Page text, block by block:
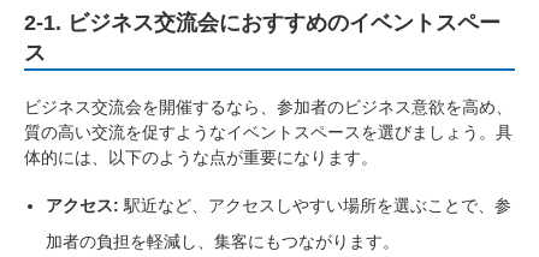
2-1. ビジネス交流会におすすめのイベントスペー
ス
ビジネス交流会を開催するなら、参加者のビジネス意欲を高め、
質の高い交流を促すようなイベントスペースを選びましょう。具
体的には、以下のような点が重要になります。
アクセス: 駅近など、アクセスしやすい場所を選ぶことで、参
加者の負担を軽減し、集客にもつながります。